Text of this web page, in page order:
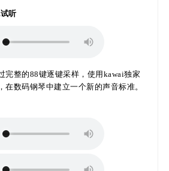
听
完整的88键逐键采样，使用kawai独家
在数码钢琴中建立一个新的声音标准。